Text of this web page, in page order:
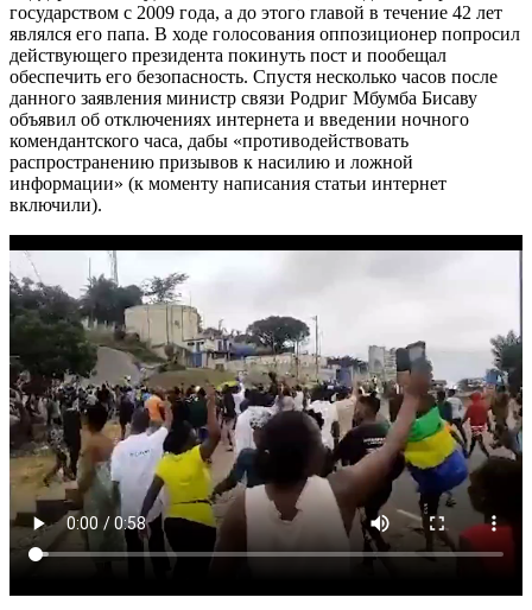
государством с 2009 года, а до этого главой в течение 42 лет
являлся его папа. В ходе голосования оппозиционер попросил
действующего президента покинуть пост и пообещал
обеспечить его безопасность. Спустя несколько часов после
данного заявления министр связи Родриг Мбумба Бисаву
объявил об отключениях интернета и введении ночного
комендантского часа, дабы «противодействовать
распространению призывов к насилию и ложной
информации» (к моменту написания статьи интернет
включили).